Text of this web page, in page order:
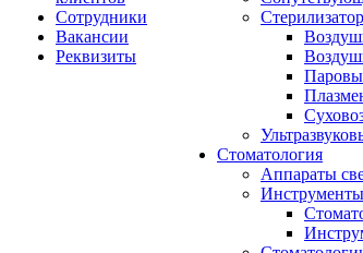
Сотрудники
Вакансии
Реквизиты
Стоматология
Аппараты